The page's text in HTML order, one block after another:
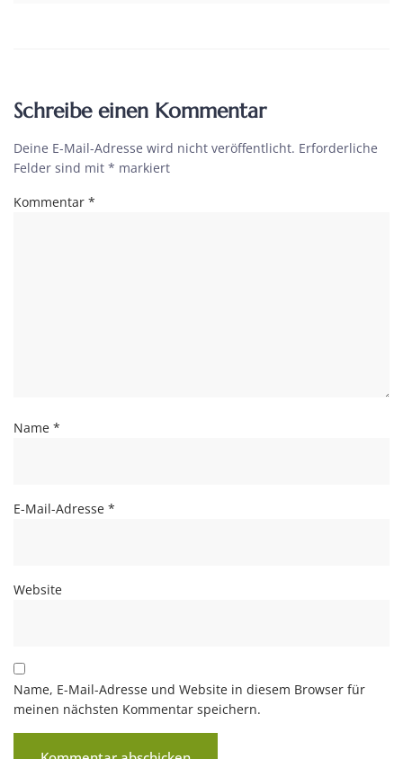
Schreibe einen Kommentar
Deine E-Mail-Adresse wird nicht veröffentlicht. Erforderliche
Felder sind mit * markiert
Kommentar *
Name *
E-Mail-Adresse *
Website
Name, E-Mail-Adresse und Website in diesem Browser für
meinen nächsten Kommentar speichern.